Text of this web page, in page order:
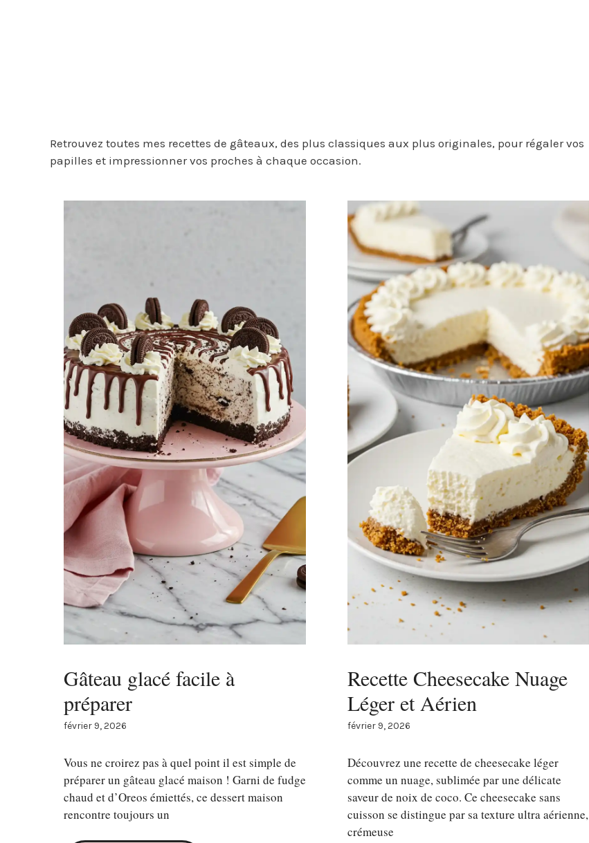
Retrouvez toutes mes recettes de gâteaux, des plus classiques aux plus originales, pour régaler vos
papilles et impressionner vos proches à chaque occasion.
Gâteau glacé facile à
préparer
février 9, 2026
Vous ne croirez pas à quel point il est simple de
préparer un gâteau glacé maison ! Garni de fudge
chaud et d’Oreos émiettés, ce dessert maison
rencontre toujours un
Recette Cheesecake Nuage
Léger et Aérien
février 9, 2026
Découvrez une recette de cheesecake léger
comme un nuage, sublimée par une délicate
saveur de noix de coco. Ce cheesecake sans
cuisson se distingue par sa texture ultra aérienne,
crémeuse